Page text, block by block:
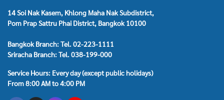
14 Soi Nak Kasem, Khlong Maha Nak Subdistrict,
Pom Prap Sattru Phai District, Bangkok 10100
Bangkok Branch: Tel. 02-223-1111
Sriracha Branch: Tel. 038-199-000
Service Hours: Every day (except public holidays)
From 8:00 AM to 4:00 PM